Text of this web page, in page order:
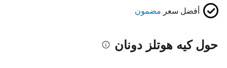
أفضل سعر مضمون
حول كيه هوتلز دونان